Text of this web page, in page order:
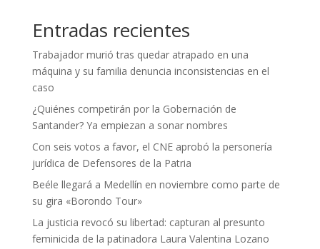
Entradas recientes
Trabajador murió tras quedar atrapado en una
máquina y su familia denuncia inconsistencias en el
caso
¿Quiénes competirán por la Gobernación de
Santander? Ya empiezan a sonar nombres
Con seis votos a favor, el CNE aprobó la personería
jurídica de Defensores de la Patria
Beéle llegará a Medellín en noviembre como parte de
su gira «Borondo Tour»
La justicia revocó su libertad: capturan al presunto
feminicida de la patinadora Laura Valentina Lozano